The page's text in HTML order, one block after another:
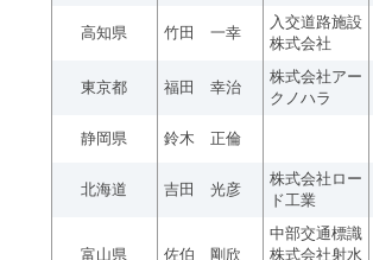
高知県 竹田 一幸
入交道路施設
株式会社
東京都 福田 幸治
株式会社アー
クノハラ
静岡県 鈴木 正倫
北海道 吉田 光彦
株式会社ロー
ド工業
富山県 佐伯 剛欣
中部交通標識
株式会社射水